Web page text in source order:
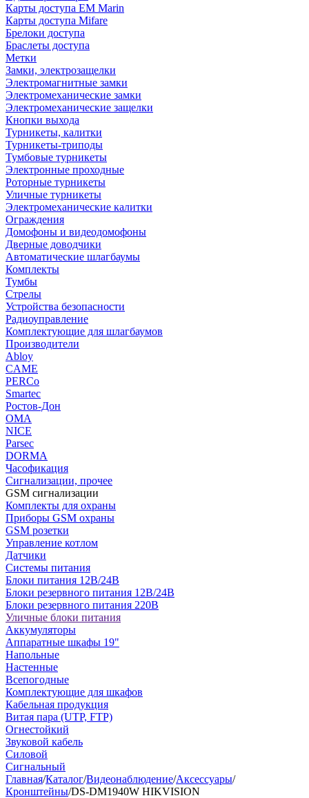
Карты доступа EM Marin
Карты доступа Mifare
Брелоки доступа
Браслеты доступа
Метки
Замки, электрозащелки
Электромагнитные замки
Электромеханические замки
Электромеханические защелки
Кнопки выхода
Турникеты, калитки
Турникеты-триподы
Тумбовые турникеты
Электронные проходные
Роторные турникеты
Уличные турникеты
Электромеханические калитки
Ограждения
Домофоны и видеодомофоны
Дверные доводчики
Автоматические шлагбаумы
Комплекты
Тумбы
Стрелы
Устройства безопасности
Радиоуправление
Комплектующие для шлагбаумов
Производители
Abloy
CAME
PERCo
Smartec
Ростов-Дон
ОМА
NICE
Parsec
DORMA
Часофикация
Сигнализации, прочее
GSM сигнализации
Комплекты для охраны
Приборы GSM охраны
GSM розетки
Управление котлом
Датчики
Системы питания
Блоки питания 12В/24В
Блоки резервного питания 12В/24В
Блоки резервного питания 220В
Уличные блоки питания
Аккумуляторы
Аппаратные шкафы 19"
Напольные
Настенные
Всепогодные
Комплектующие для шкафов
Кабельная продукция
Витая пара (UTP, FTP)
Огнестойкий
Звуковой кабель
Силовой
Сигнальный
Главная/Каталог/Видеонаблюдение/Аксессуары/
Кронштейны/DS-DM1940W HIKVISION